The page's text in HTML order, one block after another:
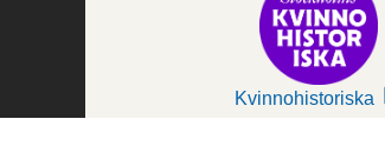
Kvinnohistoriska